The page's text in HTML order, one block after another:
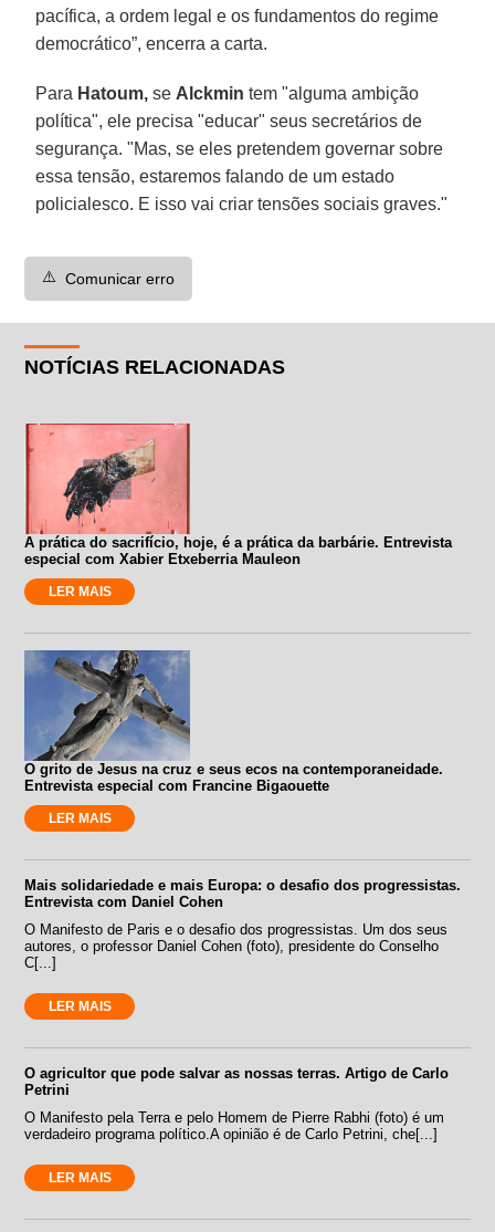
pacífica, a ordem legal e os fundamentos do regime
democrático”, encerra a carta.
Para Hatoum, se Alckmin tem "alguma ambição
política", ele precisa "educar" seus secretários de
segurança. "Mas, se eles pretendem governar sobre
essa tensão, estaremos falando de um estado
policialesco. E isso vai criar tensões sociais graves."
⚠️ Comunicar erro
NOTÍCIAS RELACIONADAS
A prática do sacrifício, hoje, é a prática da barbárie. Entrevista
especial com Xabier Etxeberria Mauleon
LER MAIS
O grito de Jesus na cruz e seus ecos na contemporaneidade.
Entrevista especial com Francine Bigaouette
LER MAIS
Mais solidariedade e mais Europa: o desafio dos progressistas.
Entrevista com Daniel Cohen
O Manifesto de Paris e o desafio dos progressistas. Um dos seus
autores, o professor Daniel Cohen (foto), presidente do Conselho
C[...]
LER MAIS
O agricultor que pode salvar as nossas terras. Artigo de Carlo
Petrini
O Manifesto pela Terra e pelo Homem de Pierre Rabhi (foto) é um
verdadeiro programa político.A opinião é de Carlo Petrini, che[...]
LER MAIS